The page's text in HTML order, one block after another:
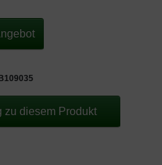
zu diesem Produkt